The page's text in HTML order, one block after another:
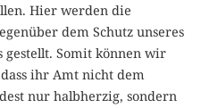
Hier werden die
dem Schutz unseres
gestellt. Somit können wir
ihr Amt nicht dem
nur halbherzig, sondern